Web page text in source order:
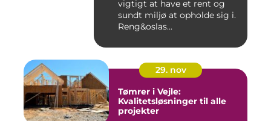
vigtigt at have et rent og
sundt miljø at opholde sig i.
Reng&oslas...
29. nov
Tømrer i Vejle:
Kvalitetsløsninger til alle
projekter